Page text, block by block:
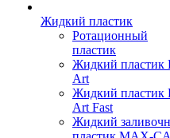
Жидкий пластик
Ротационный
пластик
Жидкий пластик
Art
Жидкий пластик
Art Fast
Жидкий